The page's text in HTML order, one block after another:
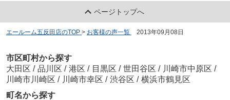
ページトップへ
エールーム五反田店のTOP > お客様の声一覧 2013年09月08日
市区町村から探す
大田区 / 品川区 / 港区 / 目黒区 / 世田谷区 / 川崎市中原区 /
川崎市川崎区 / 川崎市幸区 / 渋谷区 / 横浜市鶴見区
町名から探す